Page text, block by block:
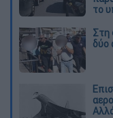
το
Στη
δύο